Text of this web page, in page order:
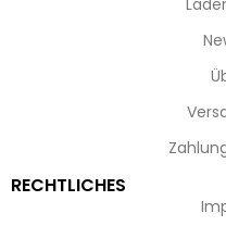
RECHTLICHES